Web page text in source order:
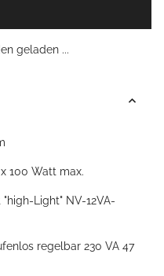
geladen ...
100 Watt max.
Light" NV-12VA-
regelbar 230 VA 47